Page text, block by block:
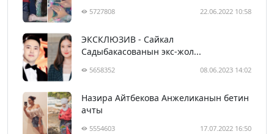
5727808 22.06.2022 10:58
ЭКСКЛЮЗИВ - Сайкал
Садыбакасованын экс-жол...
5658352 08.06.2023 14:02
Назира Айтбекова Анжеликанын бетин
ачты
5554603 17.07.2022 16:50